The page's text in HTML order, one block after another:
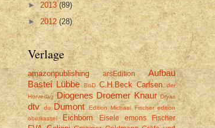
►2013(89)
►2012 (28)
Verlage
amazonpublishing arsEdition
Aufbau
Bastei Lübbe
BoD C.H.Beck Carlsen
der
Hörverlag Diogenes Droemer Knaur Dryas
dtv du Dumont Edition Michael Fischer edition
oberkassel
Eichborn Eisele emons Fischer